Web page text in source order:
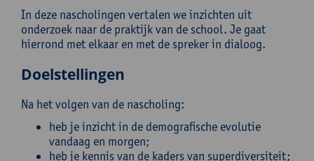
In deze nascholingen vertalen we inzichten uit
onderzoek naar de praktijk van de school. Je gaat
hierrond met elkaar en met de spreker in dialoog.
Doelstellingen
Na het volgen van de nascholing:
heb je inzicht in de demografische evolutie
vandaag en morgen;
heb je kennis van de kaders van superdiversiteit;